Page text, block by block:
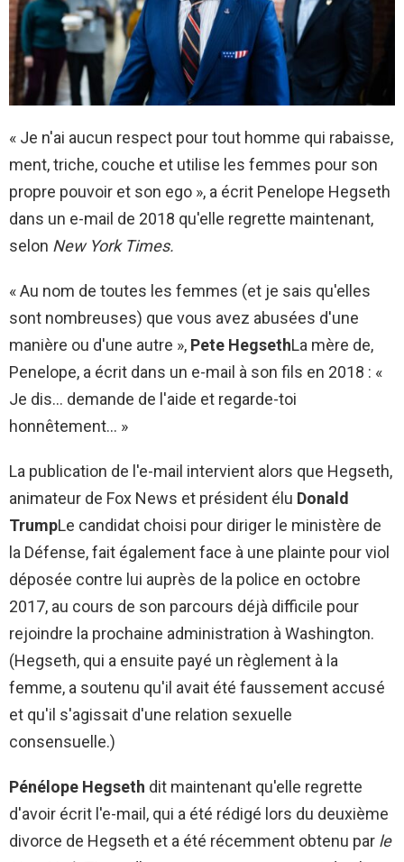
« Je n'ai aucun respect pour tout homme qui rabaisse,
ment, triche, couche et utilise les femmes pour son
propre pouvoir et son ego », a écrit Penelope Hegseth
dans un e-mail de 2018 qu'elle regrette maintenant,
selon New York Times.
« Au nom de toutes les femmes (et je sais qu'elles
sont nombreuses) que vous avez abusées d'une
manière ou d'une autre », Pete HegsethLa mère de,
Penelope, a écrit dans un e-mail à son fils en 2018 : «
Je dis… demande de l'aide et regarde-toi
honnêtement… »
La publication de l'e-mail intervient alors que Hegseth,
animateur de Fox News et président élu Donald
TrumpLe candidat choisi pour diriger le ministère de
la Défense, fait également face à une plainte pour viol
déposée contre lui auprès de la police en octobre
2017, au cours de son parcours déjà difficile pour
rejoindre la prochaine administration à Washington.
(Hegseth, qui a ensuite payé un règlement à la
femme, a soutenu qu'il avait été faussement accusé
et qu'il s'agissait d'une relation sexuelle
consensuelle.)
Pénélope Hegseth dit maintenant qu'elle regrette
d'avoir écrit l'e-mail, qui a été rédigé lors du deuxième
divorce de Hegseth et a été récemment obtenu par le